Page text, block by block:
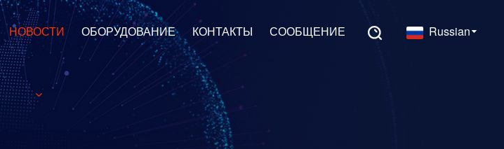
НОВОСТИ ОБОРУДОВАНИЕ КОНТАКТЫ СООБЩЕНИЕ Russian